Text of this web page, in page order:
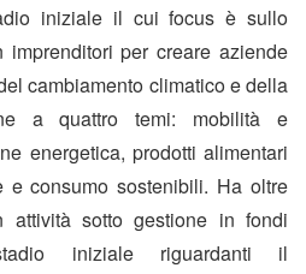
iniziale il cui focus è sullo
imprenditori per creare aziende
cambiamento climatico e della
a quattro temi: mobilità e
energetica, prodotti alimentari
e consumo sostenibili. Ha oltre
sotto gestione in fondi
iniziale riguardanti il